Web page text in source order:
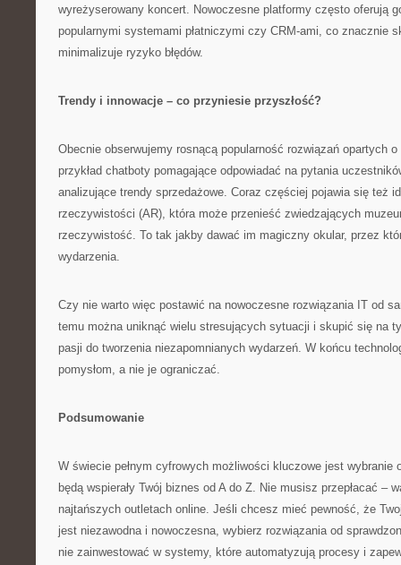
wyreżyserowany koncert. Nowoczesne platformy często oferują
popularnymi systemami płatniczymi czy CRM-ami, co znacznie
minimalizuje ryzyko błędów.
Trendy i innowacje – co przyniesie przyszłość?
Obecnie obserwujemy rosnącą popularność rozwiązań opartych
przykład chatboty pomagające odpowiadać na pytania
analizujące trendy sprzedażowe. Coraz częściej pojawia się też
rzeczywistości (AR), która może przenieść zwiedzających
rzeczywistość. To tak jakby dawać im magiczny okular, przez
wydarzenia.
Czy nie warto więc postawić na nowoczesne rozwiązania IT od
temu można uniknąć wielu stresujących sytuacji i skupić się na
pasji do tworzenia niezapomnianych wydarzeń. W końcu
pomysłom, a nie je ograniczać.
Podsumowanie
W świecie pełnym cyfrowych możliwości kluczowe jest wybranie
będą wspierały Twój biznes od A do Z. Nie musisz przepłacać –
najtańszych outletach online. Jeśli chcesz mieć pewność, że
jest niezawodna i nowoczesna, wybierz rozwiązania od
nie zainwestować w systemy, które automatyzują procesy i